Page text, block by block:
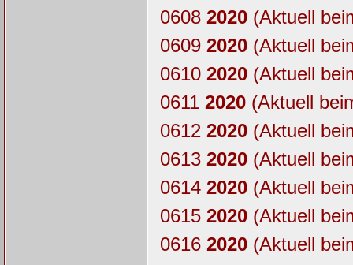
0608 2020(Aktuell
0609 2020(Aktuell
0610 2020(Aktuell
0611 2020(Aktuell
0612 2020(Aktuell
0613 2020(Aktuell
0614 2020(Aktuell
0615 2020(Aktuell
0616 2020(Aktuell